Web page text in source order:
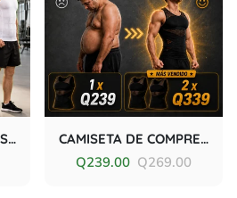
CAMISETA D COMPRESIÓN ADELGAZANTE QUEMA GRASA CAMISETA DE COMPRESION PRO (Moldea-Esculpe-Comprime)
Q239.00 Q269.00